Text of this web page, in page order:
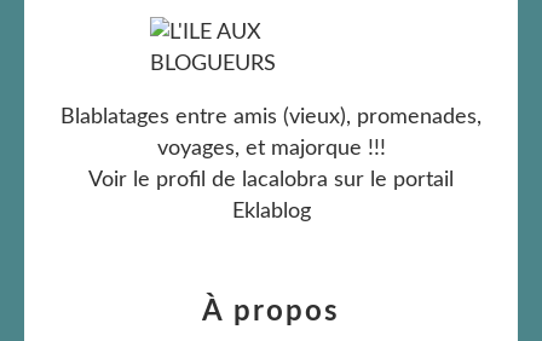
Blablatages entre amis (vieux), promenades,
voyages, et majorque !!!
Voir le profil de lacalobra sur le portail
Eklablog
À propos